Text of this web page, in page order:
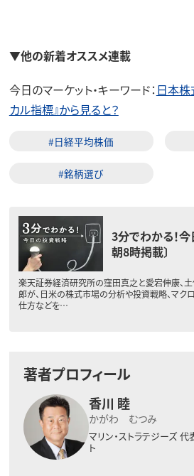
▼他の新着オススメ連載
今日のマーケット・キーワード： 日本株
カル指標』から見ると？
#日経平均株価
#銘柄選び
3分でわかる！
朝8時掲載〕
楽天証券経済研究所の窪田真之と愛宕伸康、土
郎が、日米の株式市場の分析や投資戦略、マク
仕方などを…
著者プロフィール
香川 睦
かがわ むつみ
マリン・ストラテジーズ 代
ト